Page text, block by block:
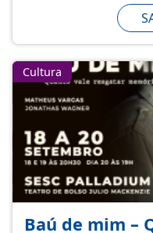
Cultura
Baú de mim –